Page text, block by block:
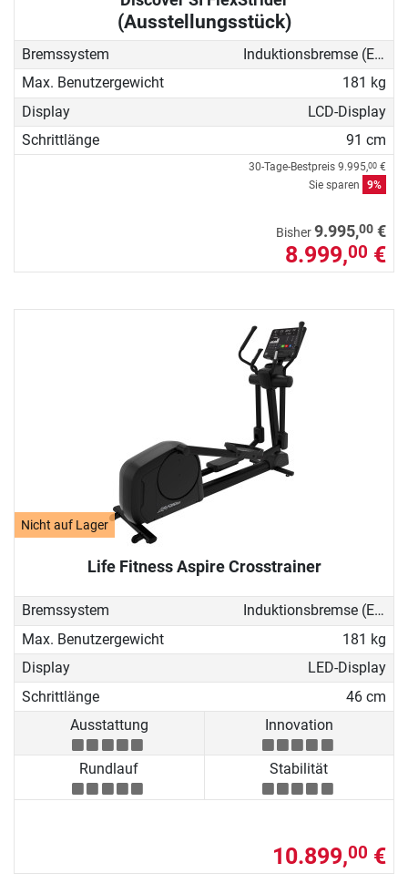
(Ausstellungsstück)
Bremssystem
Induktionsbremse (EMS)
Max. Benutzergewicht
181 kg
Display
LCD-Display
Schrittlänge
91 cm
30-Tage-Bestpreis 9.995,00 €
Sie sparen
9%
Bisher9.995,00 €
8.999,00 €
Nicht auf Lager
Life Fitness Aspire Crosstrainer
Bremssystem
Induktionsbremse (EMS)
Max. Benutzergewicht
181 kg
Display
LED-Display
Schrittlänge
46 cm
Ausstattung
Innovation
Rundlauf Stabilität
10.899,00 €